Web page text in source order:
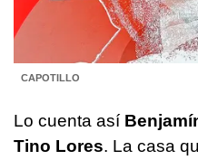
CAPOTILLO
Lo cuenta así
Tino Lores. La casa